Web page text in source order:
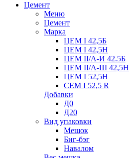
Цемент
Меню
Цемент
Марка
ЦЕМ I 42,5Б
ЦЕМ I 42,5Н
ЦЕМ II/А-И 42.5Б
ЦЕМ II/А-Ш 42,5Н
ЦЕМ I 52,5Н
CEM I 52,5 R
Добавки
Д0
Д20
Вид упаковки
Мешок
Биг-бэг
Навалом